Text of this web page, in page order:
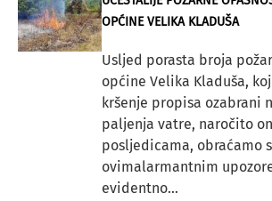
OPĆINE VELIKA KLADUŠA
Usljed porasta broja
općine Velika Kladuša,
kršenje propisa ozabrani
paljenja vatre, naročito
posljedicama, obraćamo
ovimalarmantnim
evidentno...